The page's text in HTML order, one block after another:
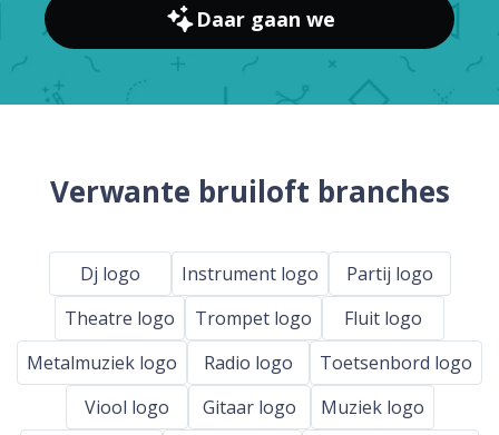
Daar gaan we
Verwante bruiloft branches
Dj logo Instrument logo
Partij logo
Theatre logo
Trompet logo
Fluit logo
Metalmuziek logo
Radio logo
Toetsenbord logo
Viool logo
Gitaar logo
Muziek logo